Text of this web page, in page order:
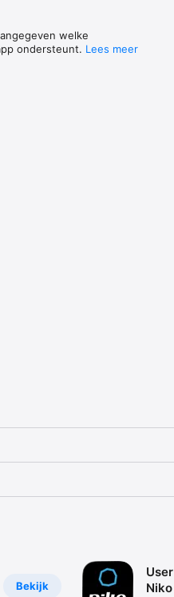
te downloaden, aanvaard je
policy.welke
ondersteunt. Lees meer
Bekijk